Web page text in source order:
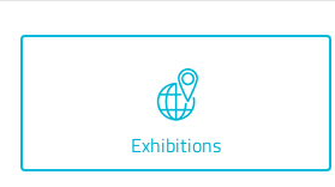
Exhibitions